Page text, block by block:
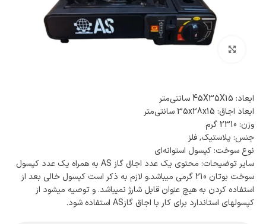
بزرگنمایی تصویر
ابعاد: 45X35X15 سانتی‌متر
ابعاد اجاق: 35x28x15 سانتی‌متر
وزن: 2310 گرم
جنس: پلاستیک, فلز
نوع سوخت: کپسول استوانه‌ای
سایر توضیحات: محتوی یک عدد اجاق گاز AS به همراه یک عدد کپسول
سوخت بوتان 210 گرمی میباشد.و لازم به ذکر است کپسول خالی بعد از
استفاده کردن به هیچ عنوان قابل شارژ نمیباشد. و توصیه میشود از
کپسولهای استاندارد برای کار با اجاق گازAS استفاده شود.